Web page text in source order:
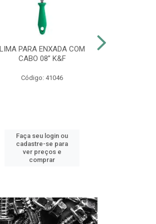
LIMA PARA ENXADA COM
CABO 08” K&F
Código: 41046
Faça seu login ou
cadastre-se para
ver preços e
comprar